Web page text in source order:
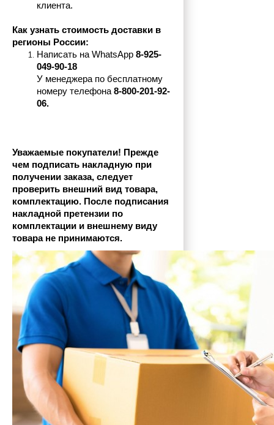
клиента.
Как узнать стоимость доставки в
регионы России:
Написать на WhatsApp 8-925-
049-90-18
У менеджера по бесплатному
номеру телефона 8-800-201-92-
06.
Уважаемые покупатели! Прежде
чем подписать накладную при
получении заказа, следует
проверить внешний вид товара,
комплектацию. После подписания
накладной претензии по
комплектации и внешнему виду
товара не принимаются.